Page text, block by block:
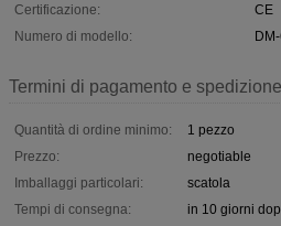
Certificazione:
CE
Numero di modello:
Termini di pagamento e spedizione
Quantità di ordine minimo:
1 pezzo
Prezzo:
negotiable
Imballaggi particolari:
scatola
Tempi di consegna:
in 10 giorni